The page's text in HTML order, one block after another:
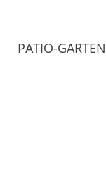
PATIO-GARTEN